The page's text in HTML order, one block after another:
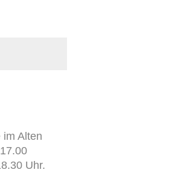
Alten
Uhr.